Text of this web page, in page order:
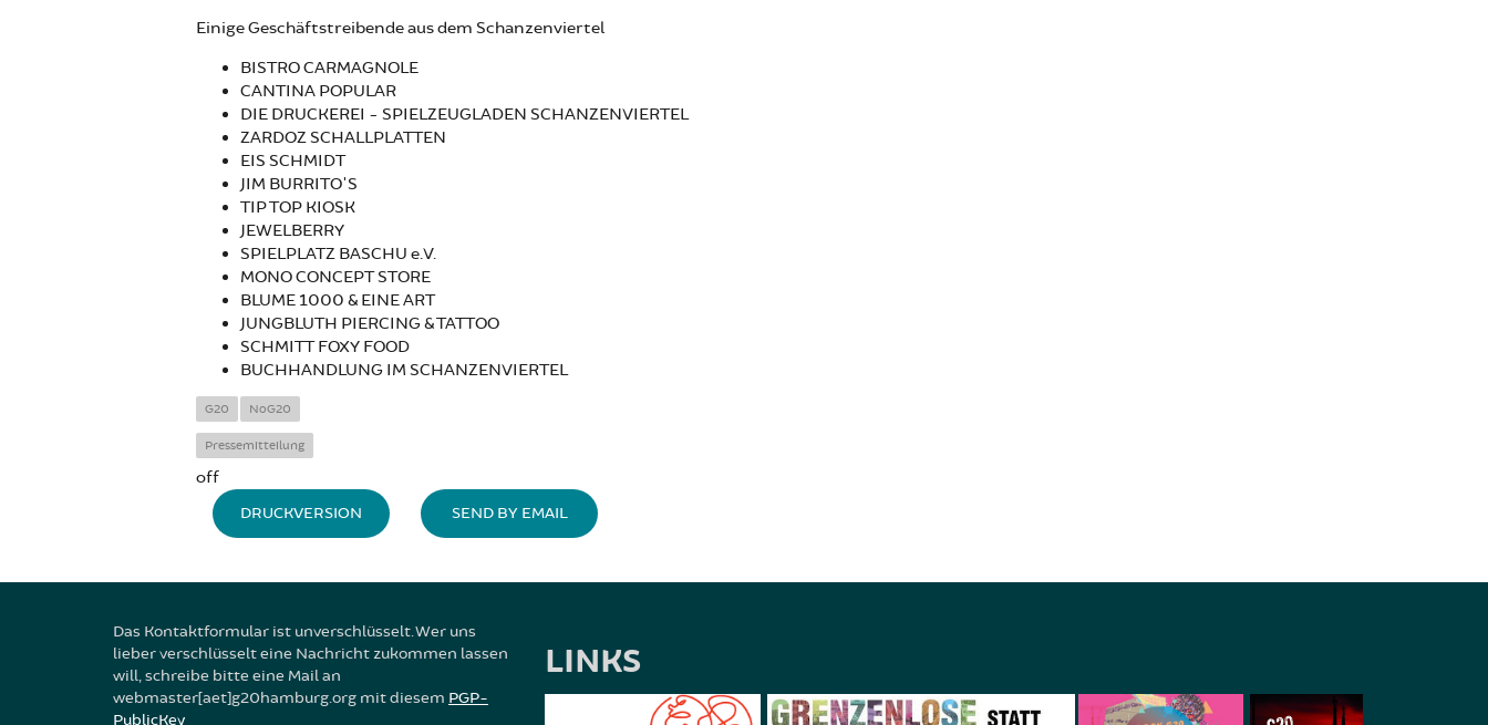
Einige Geschäftstreibende aus dem Schanzenviertel
BISTRO CARMAGNOLE
CANTINA POPULAR
DIE DRUCKEREI - SPIELZEUGLADEN SCHANZENVIERTEL
ZARDOZ SCHALLPLATTEN
EIS SCHMIDT
JIM BURRITO'S
TIP TOP KIOSK
JEWELBERRY
SPIELPLATZ BASCHU e.V.
MONO CONCEPT STORE
BLUME 1000 & EINE ART
JUNGBLUTH PIERCING & TATTOO
SCHMITT FOXY FOOD
BUCHHANDLUNG IM SCHANZENVIERTEL
G20 NoG20
Pressemitteilung
off
DRUCKVERSION SEND BY EMAIL
Das Kontaktformular ist unverschlüsselt. Wer uns
lieber verschlüsselt eine Nachricht zukommen lassen
will, schreibe bitte eine Mail an
webmaster[aet]g20hamburg.org mit diesem PGP-
PublicKey
LINKS